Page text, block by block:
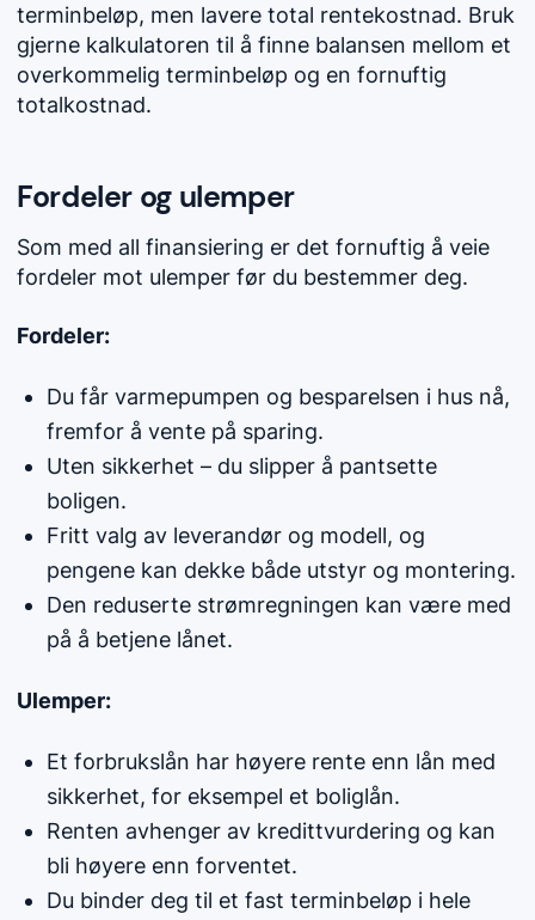
terminbeløp, men lavere total rentekostnad. Bruk
gjerne kalkulatoren til å finne balansen mellom et
overkommelig terminbeløp og en fornuftig
totalkostnad.
Fordeler og ulemper
Som med all finansiering er det fornuftig å veie
fordeler mot ulemper før du bestemmer deg.
Fordeler:
Du får varmepumpen og besparelsen i hus nå,
fremfor å vente på sparing.
Uten sikkerhet – du slipper å pantsette
boligen.
Fritt valg av leverandør og modell, og
pengene kan dekke både utstyr og montering.
Den reduserte strømregningen kan være med
på å betjene lånet.
Ulemper:
Et forbrukslån har høyere rente enn lån med
sikkerhet, for eksempel et boliglån.
Renten avhenger av kredittvurdering og kan
bli høyere enn forventet.
Du binder deg til et fast terminbeløp i hele